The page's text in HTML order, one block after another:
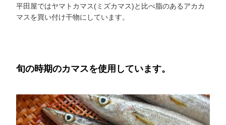
平田屋ではヤマトカマス(ミズカマス)と比べ脂のあるアカカ
マスを買い付け干物にしています。
旬の時期のカマスを使用しています。